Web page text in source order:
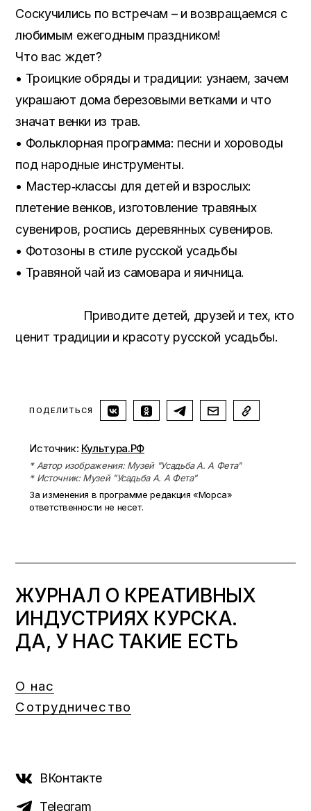
Соскучились по встречам – и возвращаемся с
любимым ежегодным праздником!
Что вас ждет?
• Троицкие обряды и традиции: узнаем, зачем
украшают дома березовыми ветками и что
значат венки из трав.
• Фольклорная программа: песни и хороводы
под народные инструменты.
• Мастер‑классы для детей и взрослых:
плетение венков, изготовление травяных
сувениров, роспись деревянных сувениров.
• Фотозоны в стиле русской усадьбы
• Травяной чай из самовара и яичница.
Приводите детей, друзей и тех, кто
ценит традиции и красоту русской усадьбы.
ПОДЕЛИТЬСЯ
Источник: Культура.РФ
* Автор изображения: Музей "Усадьба А. А Фета"
* Источник: Музей "Усадьба А. А Фета"
За изменения в программе редакция «Морса»
ответственности не несет.
ЖУРНАЛ О КРЕАТИВНЫХ
ИНДУСТРИЯХ КУРСКА.
ДА, У НАС ТАКИЕ ЕСТЬ
О нас
Сотрудничество
ВКонтакте
Telegram